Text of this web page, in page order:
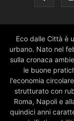
Eco dalle Città è
urbano. Nato nel
sulla cronaca
le buone
l'economia
strutturato con
Roma, Napoli e
quindici anni